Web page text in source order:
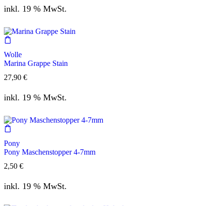
inkl. 19 % MwSt.
Wolle
Marina Grappe Stain
27,90 €
inkl. 19 % MwSt.
Pony
Pony Maschenstopper 4-7mm
2,50 €
inkl. 19 % MwSt.